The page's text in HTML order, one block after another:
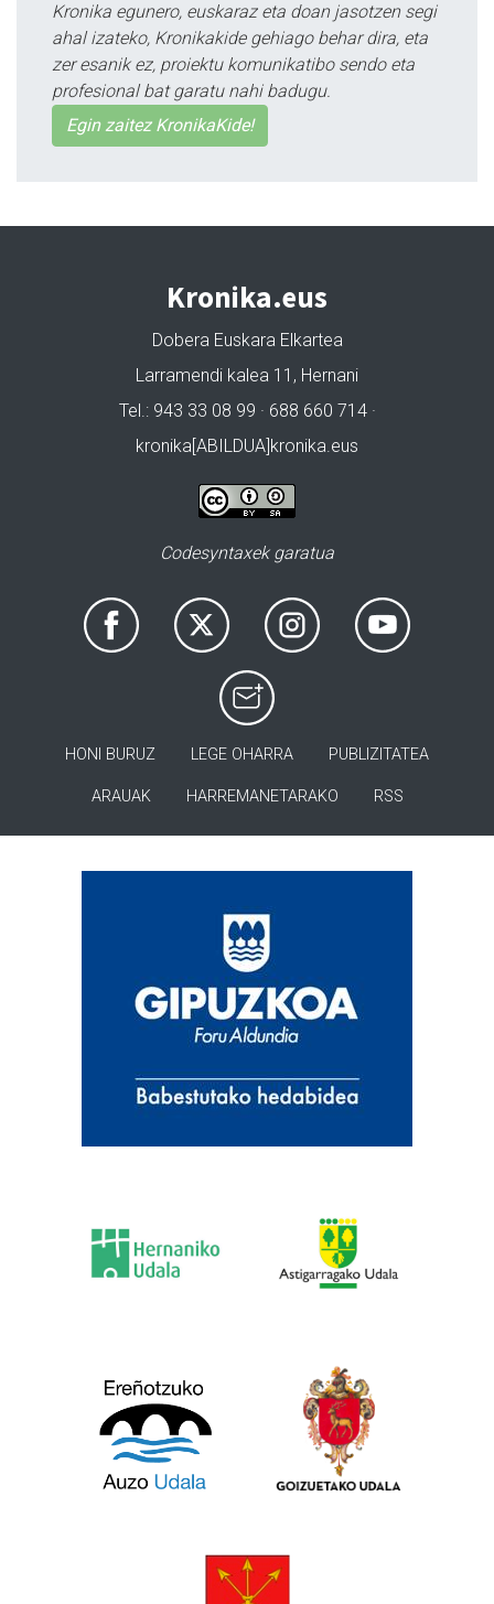
Kronika egunero, euskaraz eta doan jasotzen segi
ahal izateko, Kronikakide gehiago behar dira, eta
zer esanik ez, proiektu komunikatibo sendo eta
profesional bat garatu nahi badugu.
Egin zaitez KronikaKide!
Kronika.eus
Dobera Euskara Elkartea
Larramendi kalea 11, Hernani
Tel.: 943 33 08 99 · 688 660 714 ·
kronika[ABILDUA]kronika.eus
Codesyntaxek garatua
HONI BURUZ LEGE OHARRA PUBLIZITATEA
ARAUAK HARREMANETARAKO RSS